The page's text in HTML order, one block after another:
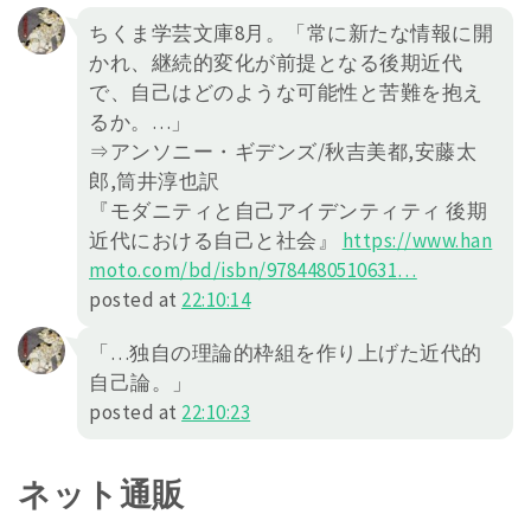
ちくま学芸文庫8月。「常に新たな情報に開
かれ、継続的変化が前提となる後期近代
で、自己はどのような可能性と苦難を抱え
るか。…」
⇒アンソニー・ギデンズ/秋吉美都,安藤太
郎,筒井淳也訳
『モダニティと自己アイデンティティ 後期
近代における自己と社会』 https://www.han
moto.com/bd/isbn/9784480510631…
posted at 22:10:14
「…独自の理論的枠組を作り上げた近代的
自己論。」
posted at 22:10:23
ネット通販